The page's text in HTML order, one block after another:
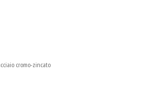
cromo-zincato